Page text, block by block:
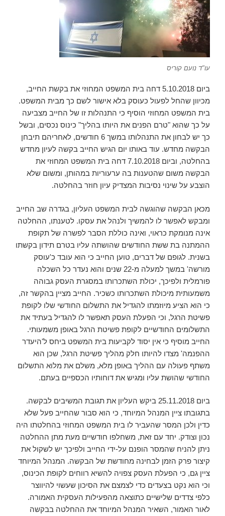
עו"ד נועם קוריס
ביום 5.10.2018 דחה בית המשפט המחוזי את בקשת החייב,
מכיוון שהחל לפעול כעוסק בלא אישור לשם כך מבית המשפט.
בית המשפט המחוזי הוסיף כי התנהלות זו של החייב מצביעה
על כך שהוא "טרם הפנים את היותו בהליך" כינוס נכסים, ובשל
כך יש לבחון את התנהלותו במשך 6 חודשים, לאחריהם תיבחן
הבקשה מחדש. עוד באותו יום הגיש החייב בקשה לעיון מחדש
בהחלטה, וביום 7.10.2018 דחה בית המשפט המחוזי את
הבקשה משום שהטענות בה ערעוריות במהותן, ומשום שלא
הוצבע על שינוי נסיבות המצדיק עיון חוזר בהחלטה.
מכאן הבקשה שהוגשה לבית המשפט העליון, בגדרה שב החייב
ומבקש לאפשר לו להמשיך ולנהל את עסקו. לטענתו, ההחלטה
אינה מנומקת כראוי, ואינה כוללת הסבר לפשרה של תקופת
ההמתנה בת ששת החודשים שהושתה עליו בטרם תידון בקשתו
בשנית. לגופם של דברים, טוען החייב כי הוא עובד כ'עוסק
מורשה' במשך למעלה מ-22 שנים והוא נעדר כל השכלה
פורמלית ולפיכך, יכולת השתכרותו במסגרת העסק גבוהה
משמעותית מיכולת השתכרותו כשכיר. החייב מציין בהקשר זה,
כי הוא הציע מיוזמתו להגדיל את התשלום החודשי שלו לקופת
פשיטת הרגל, וכי הפעלת העסק תאפשר לו להגדיל בעתיד את
התשלומים החודשיים לקופת פשיטת הרגל באופן משמעותי.
החייב מוסיף כי אין יסוד לקביעות בית המשפט ביחס ל'היעדר
ההפנמה' מצדו להיותו חלק מהליך פשיטת הרגל, שכן הוא
משתף פעולה עם ההליך באופן מלא, משלם את מלוא התשלום
החודשי שהושת עליו ומגיש את דוחותיו הכספיים בעתם.
ביום 25.11.2018 ביקש העליון את תגובת המשיבים לבקשה.
בתגובתו ציין המנהל המיוחד, כי הוא סבור שהחייב פעל שלא
כדין ולכן המסר שהעביר לו בית המשפט המחוזי בהחלטתו היה
נכון וצודק. יחד עם זאת, משחלפו חודשיים מעת מתן ההחלטה
ניתן להניח שהמסר הופנם על-ידי החייב ולפיכך יש לשקול את
קיצור פרק הזמן לבחינה מחודשת של הבקשה. המנהל המיוחד
ציין גם, כי הפעלת העסק צפויה להשיא רווחים לקופת הכינוס,
וכי הוא נקט בצעדים כדי לצמצם את הסיכון שעשוי להיווצר
כלפי צדדים שלישיים כתוצאה מהפעילות העסקית האמורה.
לאור האמור, השאיר המנהל המיוחד את ההחלטה בבקשה